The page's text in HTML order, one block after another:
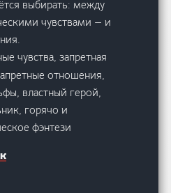
выбирать: между
чувствами — и
чувства, запретная
отношения,
властный герой,
горячо и
фэнтези